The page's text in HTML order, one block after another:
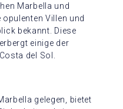
Marbella und
Villen und
bekannt. Diese
einige der
del Sol.
gelegen, bietet